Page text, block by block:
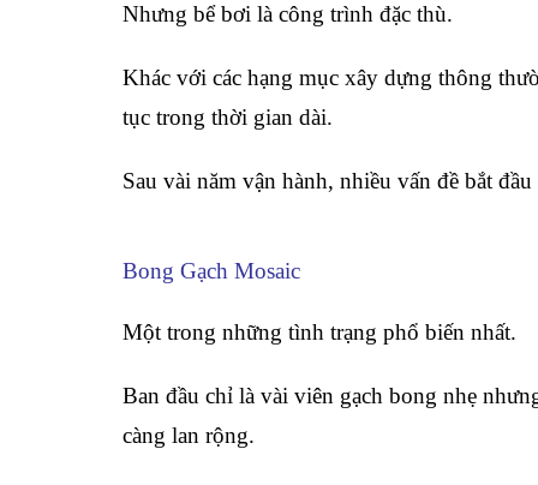
Nhưng bể bơi là công trình đặc thù.
Khác với các hạng mục xây dựng thông
tục trong thời gian dài.
Sau vài năm vận hành, nhiều vấn đề bắt
Bong Gạch Mosaic
Một trong những tình trạng phổ biến nhất.
Ban đầu chỉ là vài viên gạch bong nhẹ
càng lan rộng.